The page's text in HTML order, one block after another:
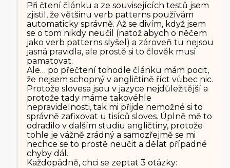
Při čtení článku a ze souvisejících testů jsem
zjistil, že většinu verb patterns používám
automaticky správně. Až se divím, když jsem
se o tom nikdy neučil (natož abych o něčem
jako verb patterns slyšel) a zároveň tu nejsou
jasná pravidla, ale prostě si to člověk musí
pamatovat.
Ale… po přečtení tohodle článku mám pocit,
že nejsem schopný v angličtině říct vůbec nic.
Protože slovesa jsou v jazyce nejdůležitější a
protože tady máme takovéhle
nepravidelnosti, tak mi přijde nemožné si to
správně zafixovat u tisíců sloves. Úplně mě to
odradilo v dalším studiu angličtiny, protože
tohle je vážně zrádný a samozřejmě se mi
nechce se to prostě neučit a dělat případné
chyby dál.
Každopádně, chci se zeptat 3 otázky: